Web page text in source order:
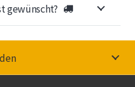
gewünscht?